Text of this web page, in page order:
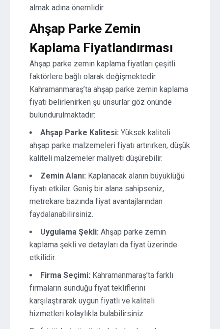
almak adına önemlidir.
Ahşap Parke Zemin
Kaplama Fiyatlandırması
Ahşap parke zemin kaplama fiyatları çeşitli
faktörlere bağlı olarak değişmektedir.
Kahramanmaraş’ta ahşap parke zemin kaplama
fiyatı belirlenirken şu unsurlar göz önünde
bulundurulmaktadır:
Ahşap Parke Kalitesi: Yüksek kaliteli
ahşap parke malzemeleri fiyatı artırırken, düşük
kaliteli malzemeler maliyeti düşürebilir.
Zemin Alanı: Kaplanacak alanın büyüklüğü
fiyatı etkiler. Geniş bir alana sahipseniz,
metrekare bazında fiyat avantajlarından
faydalanabilirsiniz.
Uygulama Şekli: Ahşap parke zemin
kaplama şekli ve detayları da fiyat üzerinde
etkilidir.
Firma Seçimi: Kahramanmaraş’ta farklı
firmaların sunduğu fiyat tekliflerini
karşılaştırarak uygun fiyatlı ve kaliteli
hizmetleri kolaylıkla bulabilirsiniz.